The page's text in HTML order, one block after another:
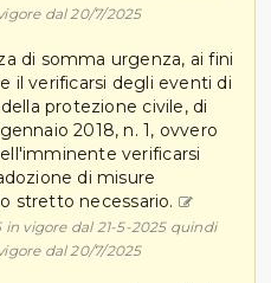
dal 20/7/2025
di somma urgenza, ai fini
il verificarsi degli eventi di
protezione civile, di
2018, n. 1, ovvero
verificarsi
di misure
stretto necessario.
vigore dal 21-5-2025 quindi
dal 20/7/2025